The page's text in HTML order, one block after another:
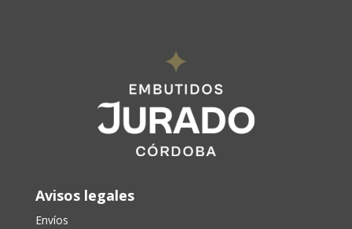
Avisos legales
Envíos